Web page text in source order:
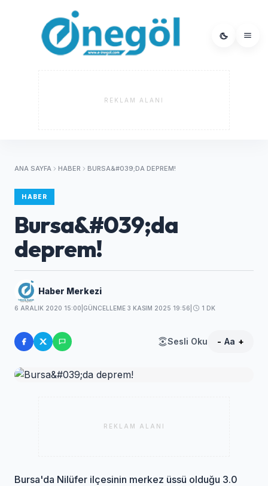
REKLAM ALANI
ANA SAYFA HABER BURSA&#039;DA DEPREM!
HABER
Bursa&#039;da
deprem!
Haber Merkezi
6 ARALIK 2020 15:00 GÜNCELLEME 3 KASIM 2025 19:56 1 DK
Sesli Oku - Aa +
REKLAM ALANI
Bursa'da Nilüfer ilçesinin merkez üssü olduğu 3.0